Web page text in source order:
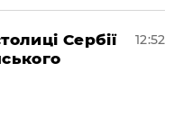
Сербії
12:52